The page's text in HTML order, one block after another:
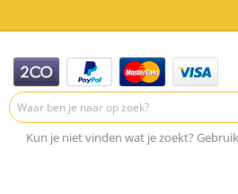
Kun je niet vinden wat je zoekt?